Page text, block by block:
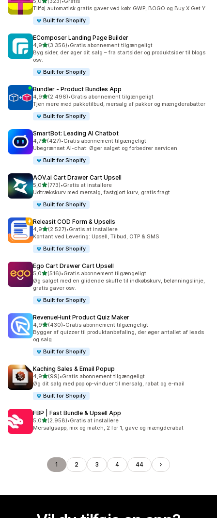
323 anmeldelser i alt
Tilføj automatisk gratis gaver ved køb: GWP, BOGO og Buy X Get Y
Built for Shopify
EComposer Landing Page Builder
4,9ud af 5 stjerner
(3.356)
3356 anmeldelser i alt
•Gratis abonnement tilgængeligt
Byg sider, der øger dit salg – fra startsider og produktsider til blogs
osv.
Built for Shopify
Bundler ‑ Product Bundles App
4,9ud af 5 stjerner
(2.496)
2496 anmeldelser i alt
•Gratis abonnement tilgængeligt
Tjen mere med pakketilbud, mersalg af pakker og mængderabatter
Built for Shopify
SmartBot: Leading AI Chatbot
4,7ud af 5 stjerner
(427)
427 anmeldelser i alt
•Gratis abonnement tilgængeligt
Ubegrænset AI-chat: Øger salget og forbedrer servicen
Built for Shopify
AOV.ai Cart Drawer Cart Upsell
5,0ud af 5 stjerner
(773)
773 anmeldelser i alt
•Gratis at installere
Udtrækskurv med mersalg, fastgjort kurv, gratis fragt
Built for Shopify
Releasit COD Form & Upsells
4,9ud af 5 stjerner
(2.527)
2527 anmeldelser i alt
•Gratis at installere
Kontant ved Levering: Upsell, Tilbud, OTP & SMS
Built for Shopify
Ego Cart Drawer Cart Upsell
5,0ud af 5 stjerner
(516)
516 anmeldelser i alt
•Gratis abonnement tilgængeligt
Øg salget med en glidende skuffe til indkøbskurv, belønningslinje,
gratis gaver osv.
Built for Shopify
RevenueHunt Product Quiz Maker
4,9ud af 5 stjerner
(430)
430 anmeldelser i alt
•Gratis abonnement tilgængeligt
Bygger af quizzer til produktanbefaling, der øger antallet af leads
og salg
Built for Shopify
Kaching Sales & Email Popup
4,9ud af 5 stjerner
(99)
99 anmeldelser i alt
•Gratis abonnement tilgængeligt
Øg dit salg med pop op-vinduer til mersalg, rabat og e-mail
Built for Shopify
FBP | Fast Bundle & Upsell App
5,0ud af 5 stjerner
(2.958)
2958 anmeldelser i alt
•Gratis at installere
Mersalgsapp, mix og match, 2 for 1, gave og mængderabat
1 2 3 4 44